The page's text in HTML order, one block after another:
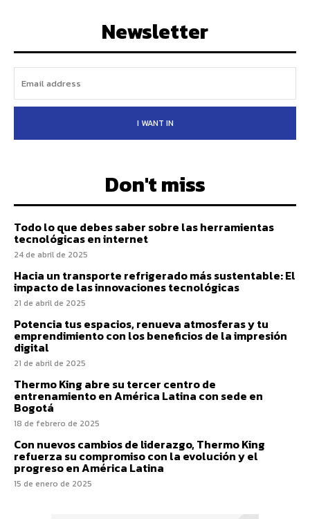
Newsletter
I WANT IN
Don't miss
Todo lo que debes saber sobre las herramientas
tecnológicas en internet
24 de abril de 2025
Hacia un transporte refrigerado más sustentable: El
impacto de las innovaciones tecnológicas
21 de abril de 2025
Potencia tus espacios, renueva atmosferas y tu
emprendimiento con los beneficios de la impresión
digital
21 de abril de 2025
Thermo King abre su tercer centro de
entrenamiento en América Latina con sede en
Bogotá
18 de febrero de 2025
Con nuevos cambios de liderazgo, Thermo King
refuerza su compromiso con la evolución y el
progreso en América Latina
15 de enero de 2025